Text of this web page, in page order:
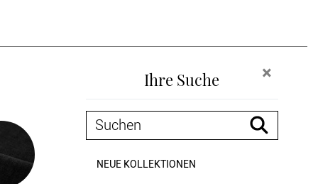
×
Ihre Suche
NEUE KOLLEKTIONEN